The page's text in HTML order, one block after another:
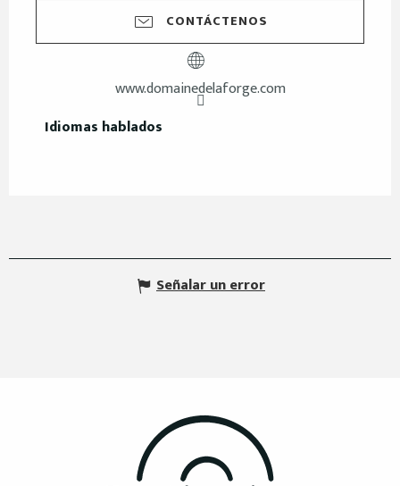
CONTÁCTENOS
www.domainedelaforge.com
Idiomas hablados
Idiomas hablados
Señalar un error